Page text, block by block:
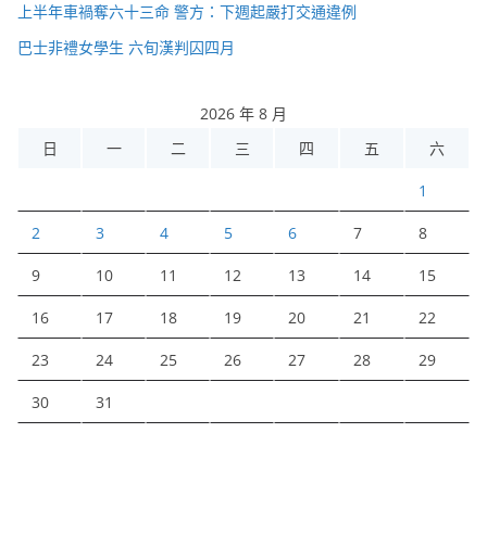
上半年車禍奪六十三命 警方：下週起嚴打交通違例
巴士非禮女學生 六旬漢判囚四月
2026 年 8 月
日
一 二 三 四 五 六
1
2 3 4 5 6 7 8
9 10 11 12 13 14 15
16 17 18 19 20 21 22
23 24 25 26 27 28 29
30 31